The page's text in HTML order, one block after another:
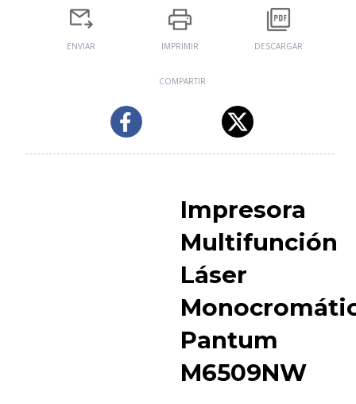
ENVIAR IMPRIMIR DESCARGAR
COMPARTIR
Impresora
Multifunción
Láser
Pantum
M6509NW